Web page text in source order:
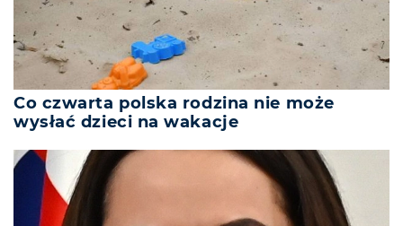
Co czwarta polska rodzina nie może
wysłać dzieci na wakacje